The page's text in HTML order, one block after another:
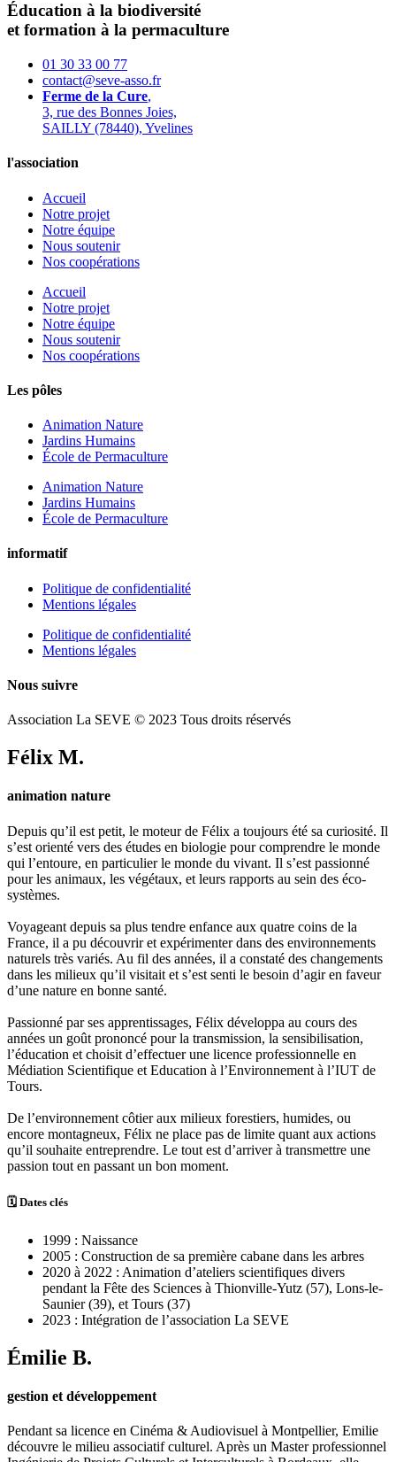
Éducation à la biodiversité
et formation à la permaculture
01 30 33 00 77
contact@seve-asso.fr
Ferme de la Cure,
3, rue des Bonnes Joies,
SAILLY (78440), Yvelines
l'association
Accueil
Notre projet
Notre équipe
Nous soutenir
Nos coopérations
Accueil
Notre projet
Notre équipe
Nous soutenir
Nos coopérations
Les pôles
Animation Nature
Jardins Humains
École de Permaculture
Animation Nature
Jardins Humains
École de Permaculture
informatif
Politique de confidentialité
Mentions légales
Politique de confidentialité
Mentions légales
Nous suivre
Association La SEVE © 2023 Tous droits réservés
Félix M.
animation nature
Depuis qu’il est petit, le moteur de Félix a toujours été sa curiosité. Il
s’est orienté vers des études en biologie pour comprendre le monde
qui l’entoure, en particulier le monde du vivant. Il s’est passionné
pour les animaux, les végétaux, et leurs rapports au sein des éco-
systèmes.
Voyageant depuis sa plus tendre enfance aux quatre coins de la
France, il a pu découvrir et expérimenter dans des environnements
naturels très variés. Au fil des années, il a constaté des changements
dans les milieux qu’il visitait et s’est senti le besoin d’agir en faveur
d’une nature en bonne santé.
Passionné par ses apprentissages, Félix développa au cours des
années un goût prononcé pour la transmission, la sensibilisation,
l’éducation et choisit d’effectuer une licence professionnelle en
Médiation Scientifique et Education à l’Environnement à l’IUT de
Tours.
De l’environnement côtier aux milieux forestiers, humides, ou
encore montagneux, Félix ne place pas de limite quant aux actions
qu’il souhaite entreprendre. Le tout est d’arriver à transmettre une
passion tout en passant un bon moment.
🗓 Dates clés
1999 : Naissance
2005 : Construction de sa première cabane dans les arbres
2020 à 2022 : Animation d’ateliers scientifiques divers
pendant la Fête des Sciences à Thionville-Yutz (57), Lons-le-
Saunier (39), et Tours (37)
2023 : Intégration de l’association La SEVE
Émilie B.
gestion et développement
Pendant sa licence en Cinéma & Audiovisuel à Montpellier, Emilie
découvre le milieu associatif culturel. Après un Master professionnel